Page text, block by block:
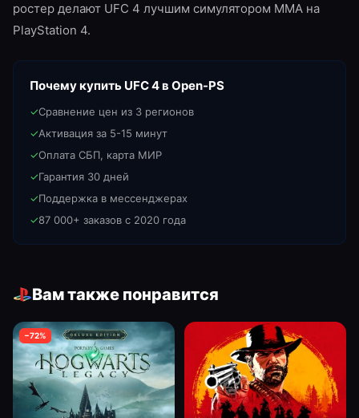
ростер делают UFC 4 лучшим симулятором MMA на
PlayStation 4.
Почему купить UFC 4в Open-PS
✓Сравнение цен из 3 регионов
✓Активация за 5-15 минут
✓Оплата СБП, карта МИР
✓Гарантия 30 дней
✓Поддержка в мессенджерах
✓87 000+ заказов с 2020 года
Вам также понравится
−72%